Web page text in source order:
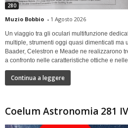
280
Muzio Bobbio - 1 Agosto 2026
Un viaggio tra gli oculari multifunzione
multiple, strumenti oggi quasi dimenticati ma
Baader, Celestron e Meade ne realizzarono
a confronto nelle caratteristiche ottiche e
Continua a leggere
Coelum Astronomia 281